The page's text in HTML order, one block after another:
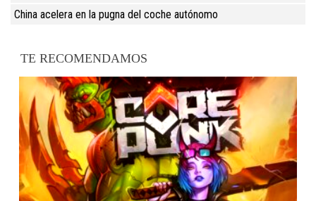
China acelera en la pugna del coche autónomo
TE RECOMENDAMOS